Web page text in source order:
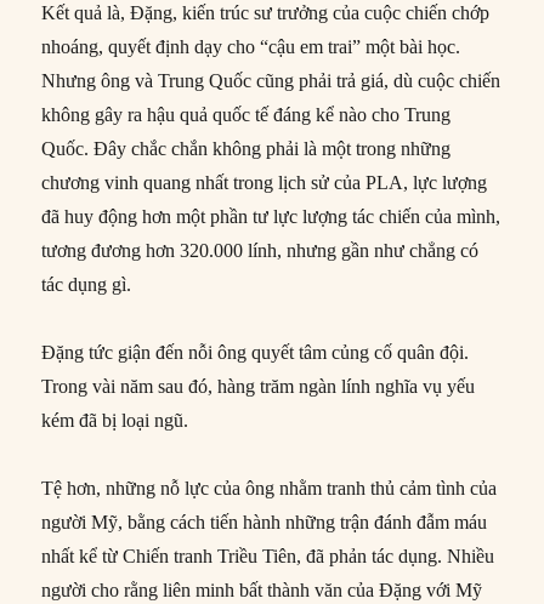
Kết quả là, Đặng, kiến trúc sư trưởng của cuộc chiến chớp
nhoáng, quyết định dạy cho “cậu em trai” một bài học.
Nhưng ông và Trung Quốc cũng phải trả giá, dù cuộc chiến
không gây ra hậu quả quốc tế đáng kể nào cho Trung
Quốc. Đây chắc chắn không phải là một trong những
chương vinh quang nhất trong lịch sử của PLA, lực lượng
đã huy động hơn một phần tư lực lượng tác chiến của mình,
tương đương hơn 320.000 lính, nhưng gần như chẳng có
tác dụng gì.
Đặng tức giận đến nỗi ông quyết tâm củng cố quân đội.
Trong vài năm sau đó, hàng trăm ngàn lính nghĩa vụ yếu
kém đã bị loại ngũ.
Tệ hơn, những nỗ lực của ông nhằm tranh thủ cảm tình của
người Mỹ, bằng cách tiến hành những trận đánh đẫm máu
nhất kể từ Chiến tranh Triều Tiên, đã phản tác dụng. Nhiều
người cho rằng liên minh bất thành văn của Đặng với Mỹ